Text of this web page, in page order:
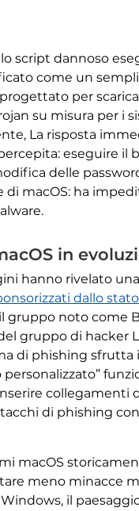
lo script dannoso
come un
progettato per
su misura per i
La risposta
eseguire il
delle
di macOS: ha
in
hanno rivelato
dallo
gruppo noto come
gruppo di hacker
di phishing sfrutta
collegamenti
di phishing
macOS
meno minacce
il